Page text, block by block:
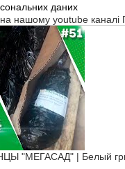
даних
нашому youtube каналі
| Белый гриб